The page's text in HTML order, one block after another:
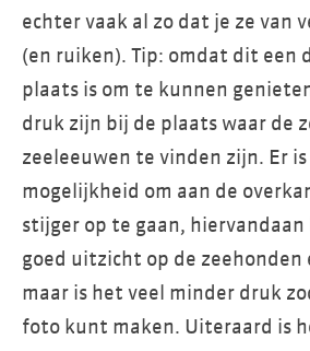
echter vaak al zo dat je ze van
(en ruiken). Tip: omdat dit een
plaats is om te kunnen
druk zijn bij de plaats waar de
zeeleeuwen te vinden zijn. Er is
mogelijkheid om aan de
stijger op te gaan, hiervandaan
goed uitzicht op de zeehonden
maar is het veel minder druk
foto kunt maken. Uiteraard is